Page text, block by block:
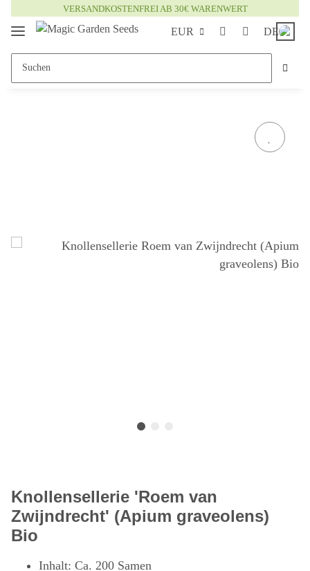
VERSANDKOSTENFREI AB 30€ WARENWERT
EUR DE
Knollensellerie 'Roem van
Zwijndrecht' (Apium graveolens)
Bio
Inhalt: Ca. 200 Samen